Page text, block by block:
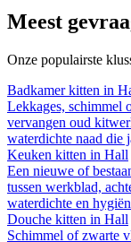
Meest
Onze populairste
Badkamer kitten in
Lekkages, schimmel
vervangen oud
waterdichte naad die
Keuken kitten in Hall
Een nieuwe of
tussen werkblad,
waterdichte en
Douche kitten in Hall
Schimmel of zwarte